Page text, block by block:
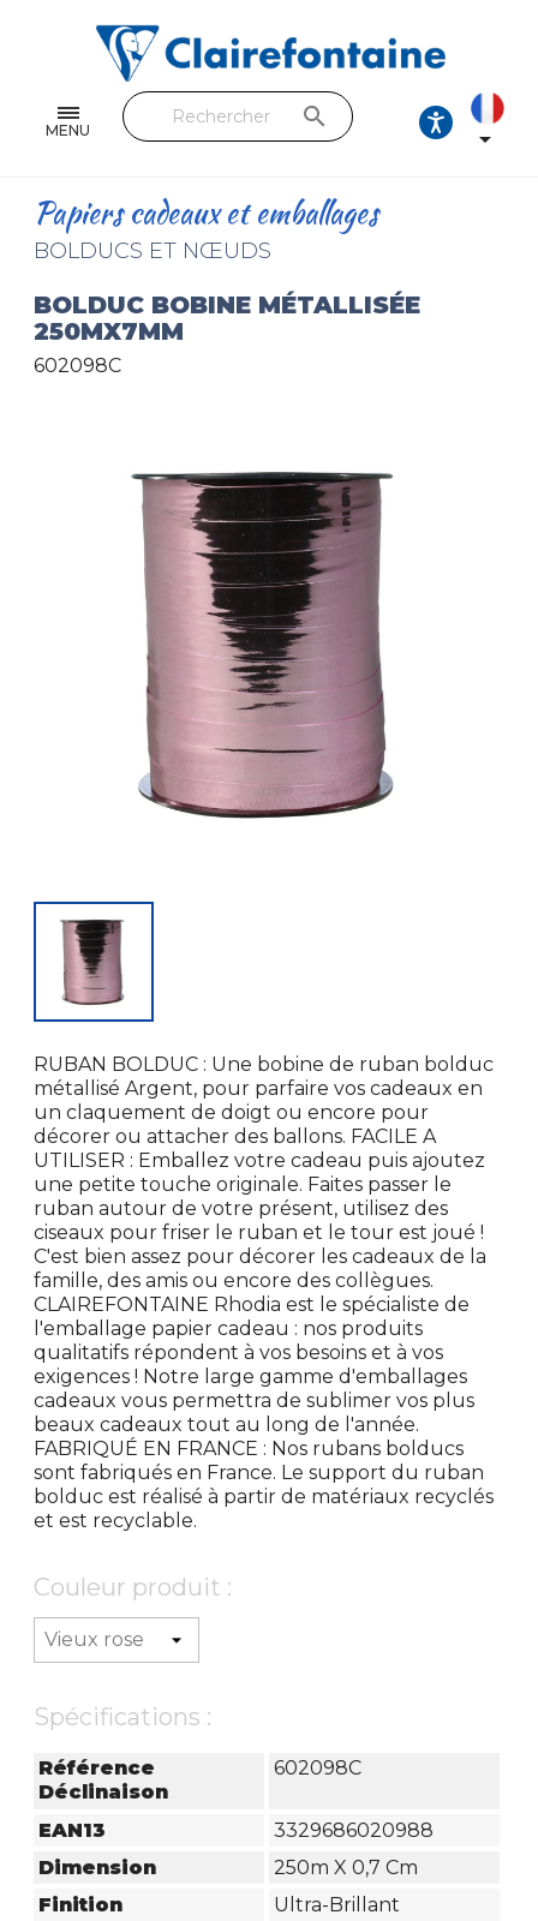
MENU
Feuilles & Copies
Beaux-arts & Dessin
Loisirs créatifs
Papiers cadeaux et emballages
Cuir & trousses
search

Papiers cadeaux et emballages
BOLDUCS ET NŒUDS
BOLDUC BOBINE MÉTALLISÉE
250MX7MM
602098C
RUBAN BOLDUC : Une bobine de ruban bolduc
métallisé Argent, pour parfaire vos cadeaux en
un claquement de doigt ou encore pour
décorer ou attacher des ballons. FACILE A
UTILISER : Emballez votre cadeau puis ajoutez
une petite touche originale. Faites passer le
ruban autour de votre présent, utilisez des
ciseaux pour friser le ruban et le tour est joué !
C'est bien assez pour décorer les cadeaux de la
famille, des amis ou encore des collègues.
CLAIREFONTAINE Rhodia est le spécialiste de
l'emballage papier cadeau : nos produits
qualitatifs répondent à vos besoins et à vos
exigences ! Notre large gamme d'emballages
cadeaux vous permettra de sublimer vos plus
beaux cadeaux tout au long de l'année.
FABRIQUÉ EN FRANCE : Nos rubans bolducs
sont fabriqués en France. Le support du ruban
bolduc est réalisé à partir de matériaux recyclés
et est recyclable.
Couleur produit :
Spécifications :
Référence
Déclinaison
602098C
EAN13
3329686020988
Dimension
250m X 0,7 Cm
Finition
Ultra-Brillant